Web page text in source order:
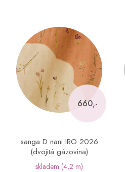
660,-
sanga D nani IRO 2026
(dvojitá gázovina)
skladem (4,2 m)